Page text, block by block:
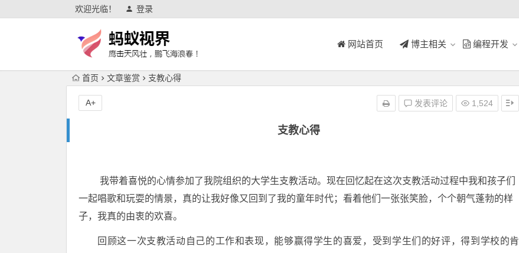
欢迎光临！ 登录
网站首页 博主相关 编程开发
首页 文章鉴赏 支教心得
支教心得
发表评论 1,524
A+
我带着喜悦的心情参加了我院组织的大学生支教活动。现在回忆起在这次支教活动过程中我和孩子们
一起唱歌和玩耍的情景，真的让我好像又回到了我的童年时代；看着他们一张张笑脸，个个朝气蓬勃的样
子，我真的由衷的欢喜。
回顾这一次支教活动自己的工作和表现，能够赢得学生的喜爱，受到学生们的好评，得到学校的肯